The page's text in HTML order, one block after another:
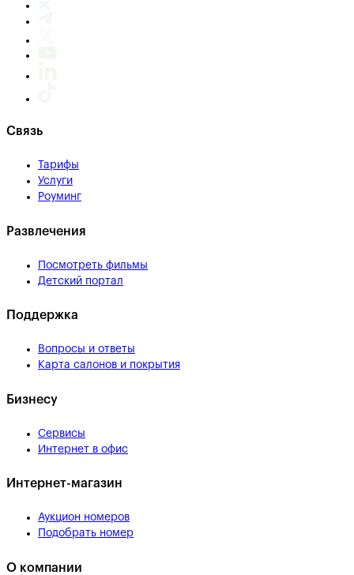
Связь
Тарифы
Услуги
Роуминг
Развлечения
Посмотреть фильмы
Детский портал
Поддержка
Вопросы и ответы
Карта салонов и покрытия
Бизнесу
Сервисы
Интернет в офис
Интернет-магазин
Аукцион номеров
Подобрать номер
О компании